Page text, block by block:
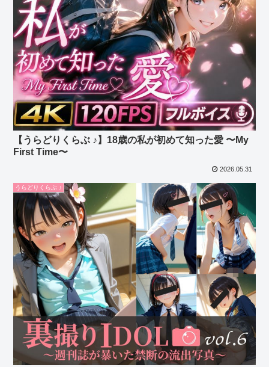
【うらどりくらぶ ♪】18歳の私が初めて知った愛 〜My
First Time〜
2026.05.31
うらどりくらぶ ♪